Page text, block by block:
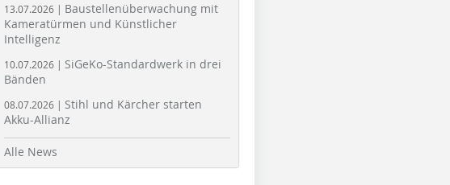
13.07.2026 | Baustellenüberwachung mit
Kameratürmen und Künstlicher
Intelligenz
10.07.2026 | SiGeKo-Standardwerk in drei
Bänden
08.07.2026 | Stihl und Kärcher starten
Akku-Allianz
Alle News